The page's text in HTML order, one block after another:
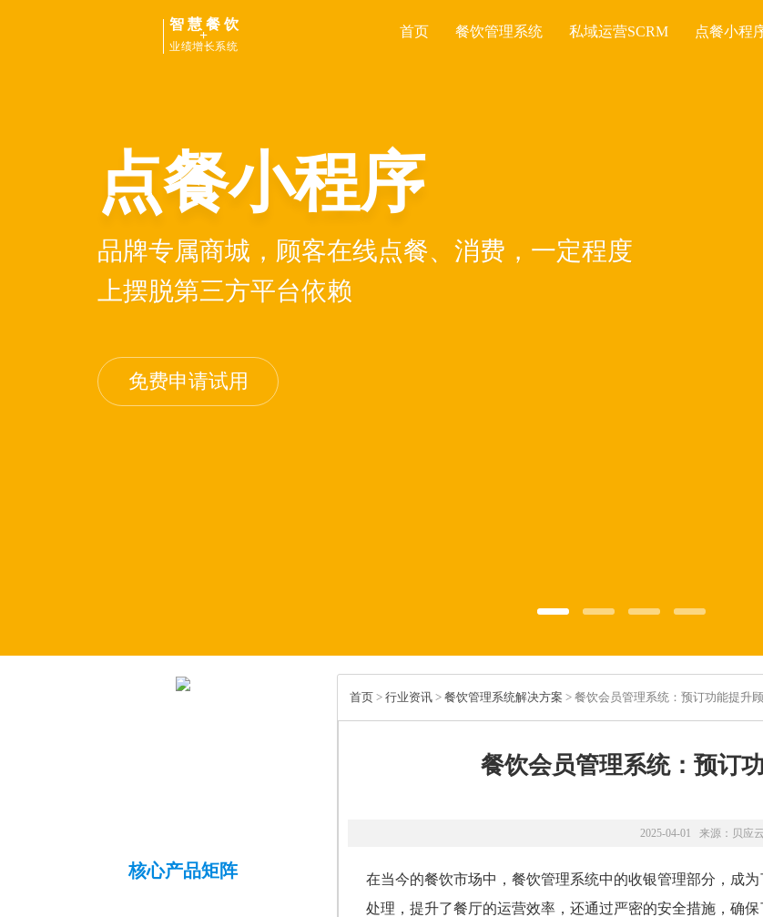
智慧餐饮
+
业绩增长系统
首页 餐饮管理系统 私域运营SCRM 点餐小程
点餐小程序
品牌专属商城，顾客在线点餐、消费，一定程度
上摆脱第三方平台依赖
免费申请试用
核心产品矩阵
首页 > 行业资讯 > 餐饮管理系统解决方案 > 餐饮会员管理系统：预订功能提升
餐饮会员管理系统：预订
2025-04-01 来源： 贝应云
在当今的餐饮市场中，餐饮管理系统中的收银管理部分，成
处理，提升了餐厅的运营效率，还通过严密的安全措施，确